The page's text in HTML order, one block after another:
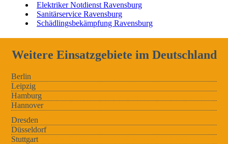
Elektriker Notdienst Ravensburg
Sanitärservice Ravensburg
Schädlingsbekämpfung Ravensburg
Weitere Einsatzgebiete im Deutschland
Berlin
Leipzig
Hamburg
Hannover
Dresden
Düsseldorf
Stuttgart